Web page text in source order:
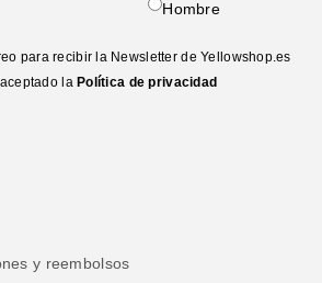
Hombre
para recibir la Newsletter de Yellowshop.es
la Política de privacidad
y reembolsos